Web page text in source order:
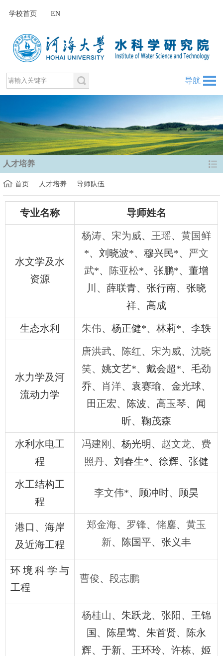
学校首页 EN
导航
人才培养
首页 人才培养 导师队伍
专业名称 导师姓名
水文学及水
资源
杨涛、 宋为威、 王瑶、 黄国鲜
*、 刘晓波*、 穆兴民*、
严文
武*、 陈亚松*、 张鹏*、 董增
川
、 薛联青、张行南、 张晓
祥、 高成
生态水利 朱伟、杨正健*、林莉*、李轶
水力学及河
流动力学
唐洪武、 陈红、 宋为威、 沈晓
笑、 姚文艺*、 戴会超*、 毛劲
乔、 肖洋、 袁赛瑜、 金光球、
田正宏、 陈波、 高玉琴、 闻
昕、 鞠茂森
水利水电工
程
冯建刚 、 杨光明 、 赵文龙、 费
照丹、 刘春生*、 徐辉、 张健
水工结构工
程
李文伟*、顾冲时、顾昊
港口、海岸
及近海工程
郑金海、 罗锋、 储鏖、 黄玉
新、陈国平、张义丰
环境科学与
工程
曹俊、 段志鹏
杨桂山、朱跃龙、张阳、王锦
国、陈星莺、朱首贤、陈永
辉、于新、王环玲、许栋、姬